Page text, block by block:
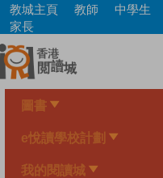
Skip
main
content
教城主頁 教師 中學生
家長
圖書
e悅讀學校計劃
我的閱讀城